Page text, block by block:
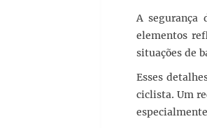
A segurança
elementos
situações de
Esses
ciclista. Um